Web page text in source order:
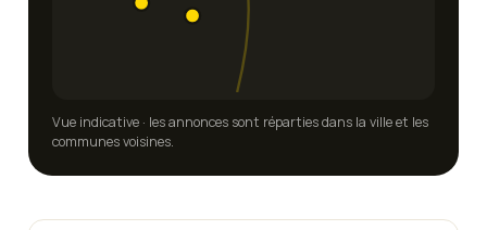
Vue indicative · les annonces sont réparties dans la ville et les
communes voisines.